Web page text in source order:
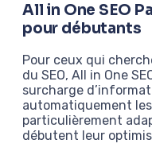
All in One SEO
pour débutants
Pour ceux qui
du SEO, All in One
surcharge
automatiquement
particulièrement
débutent leur